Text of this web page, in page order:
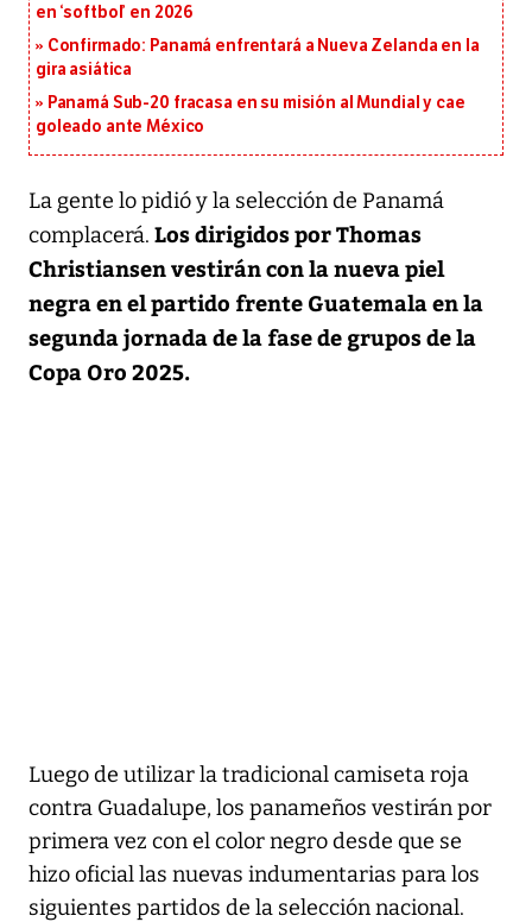
en ‘softbol’ en 2026
Confirmado: Panamá enfrentará a Nueva Zelanda en la
gira asiática
Panamá Sub-20 fracasa en su misión al Mundial y cae
goleado ante México
La gente lo pidió y la selección de Panamá
complacerá. Los dirigidos por Thomas
Christiansen vestirán con la nueva piel
negra en el partido frente Guatemala en la
segunda jornada de la fase de grupos de la
Copa Oro 2025.
Luego de utilizar la tradicional camiseta roja
contra Guadalupe, los panameños vestirán por
primera vez con el color negro desde que se
hizo oficial las nuevas indumentarias para los
siguientes partidos de la selección nacional.